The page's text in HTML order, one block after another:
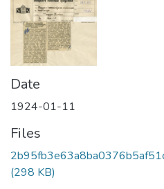
Date
1924-01-11
Files
(298 KB)